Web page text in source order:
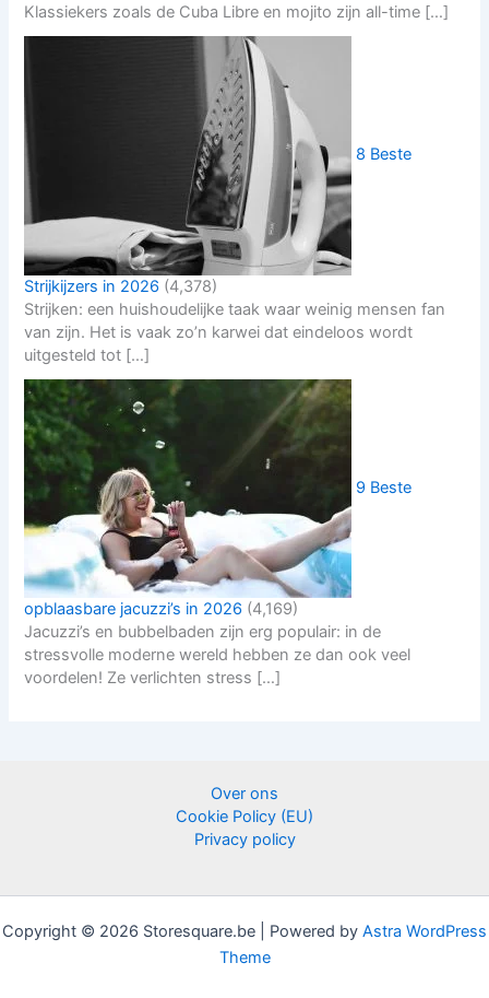
Klassiekers zoals de Cuba Libre en mojito zijn all-time […]
8 Beste
Strijkijzers in 2026 (4,378)
Strijken: een huishoudelijke taak waar weinig mensen fan
van zijn. Het is vaak zo’n karwei dat eindeloos wordt
uitgesteld tot […]
9 Beste
opblaasbare jacuzzi’s in 2026 (4,169)
Jacuzzi’s en bubbelbaden zijn erg populair: in de
stressvolle moderne wereld hebben ze dan ook veel
voordelen! Ze verlichten stress […]
Over ons
Cookie Policy (EU)
Privacy policy
Copyright © 2026 Storesquare.be | Powered by Astra WordPress
Theme